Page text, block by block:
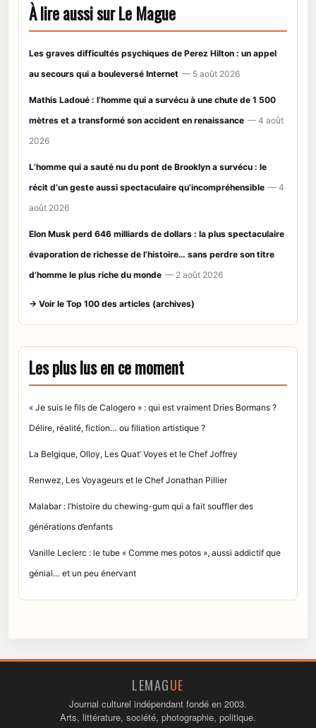
À lire aussi sur Le Mague
Les graves difficultés psychiques de Perez Hilton : un appel
au secours qui a bouleversé Internet — 5 août 2026
Mathis Ladoué : l’homme qui a survécu à une chute de 1 500
mètres et a transformé son accident en renaissance — 4 août
2026
L’homme qui a sauté nu du pont de Brooklyn a survécu : le
récit d’un geste aussi spectaculaire qu’incompréhensible — 4
août 2026
Elon Musk perd 646 milliards de dollars : la plus spectaculaire
évaporation de richesse de l’histoire… sans perdre son titre
d’homme le plus riche du monde — 2 août 2026
→ Voir le Top 100 des articles (archives)
Les plus lus en ce moment
« Je suis le fils de Calogero » : qui est vraiment Dries Bormans ?
Délire, réalité, fiction… ou filiation artistique ?
La Belgique, Olloy, Les Quat’ Voyes et le Chef Joffrey
Renwez, Les Voyageurs et le Chef Jonathan Pillier
Malabar : l’histoire du chewing-gum qui a fait souffler des
générations d’enfants
Vanille Leclerc : le tube « Comme mes potos », aussi addictif que
génial… et un peu énervant
LEMAGUE
Journal culturel indépendant fondé en 2003.
Arts, littérature, société, photographie, politique.